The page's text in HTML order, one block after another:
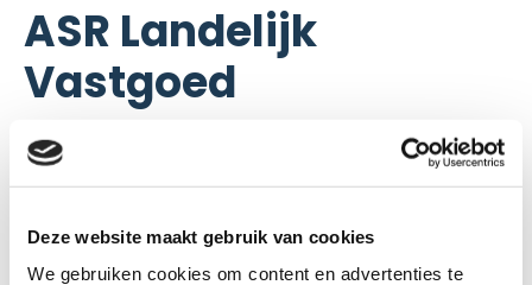
Deze website maakt gebruik van cookies
We gebruiken cookies om content en advertenties te
ASR Landelijk
Vastgoed